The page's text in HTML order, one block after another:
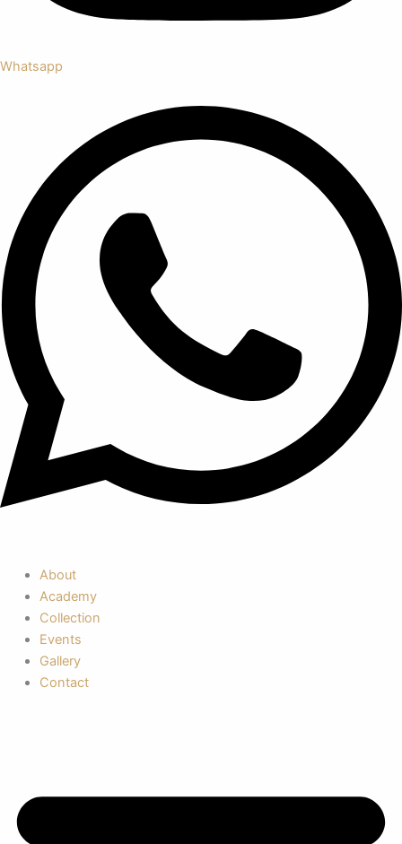
Whatsapp
About
Academy
Collection
Events
Gallery
Contact